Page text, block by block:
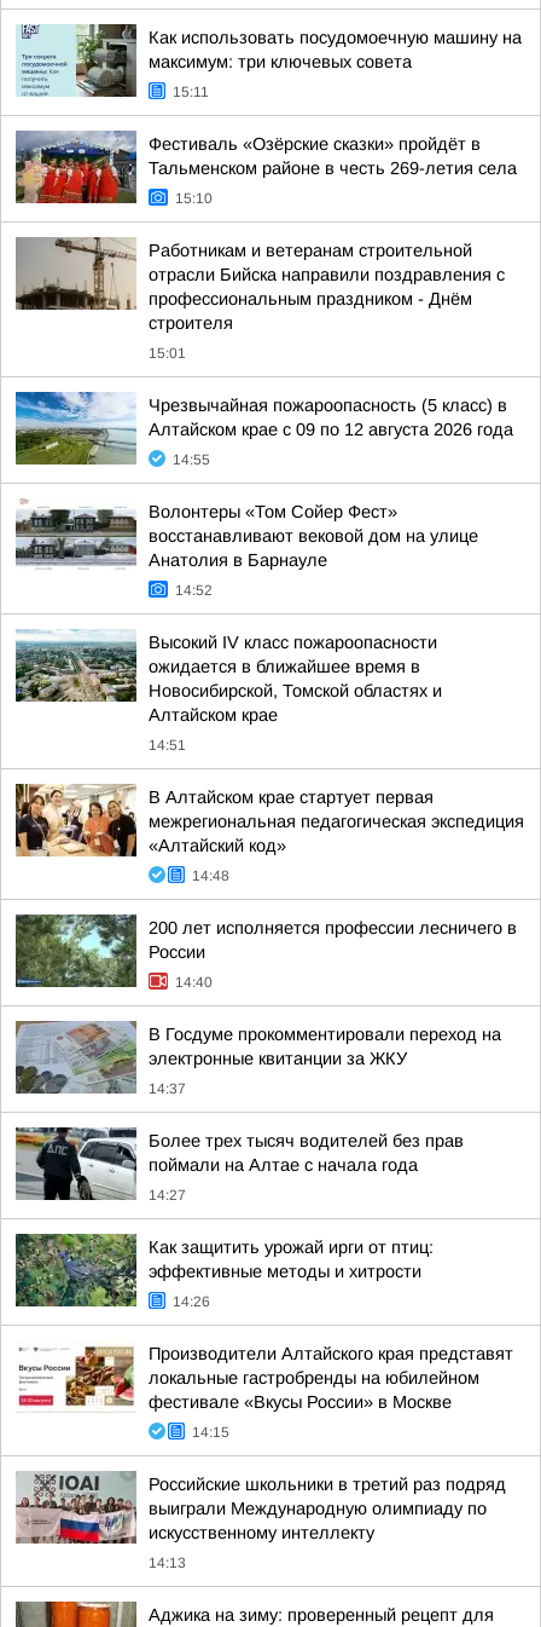
Как использовать посудомоечную машину на
максимум: три ключевых совета
15:11
Фестиваль «Озёрские сказки» пройдёт в
Тальменском районе в честь 269-летия села
15:10
Работникам и ветеранам строительной
отрасли Бийска направили поздравления с
профессиональным праздником - Днём
строителя
15:01
Чрезвычайная пожароопасность (5 класс) в
Алтайском крае с 09 по 12 августа 2026 года
14:55
Волонтеры «Том Сойер Фест»
восстанавливают вековой дом на улице
Анатолия в Барнауле
14:52
Высокий IV класс пожароопасности
ожидается в ближайшее время в
Новосибирской, Томской областях и
Алтайском крае
14:51
В Алтайском крае стартует первая
межрегиональная педагогическая экспедиция
«Алтайский код»
14:48
200 лет исполняется профессии лесничего в
России
14:40
В Госдуме прокомментировали переход на
электронные квитанции за ЖКУ
14:37
Более трех тысяч водителей без прав
поймали на Алтае с начала года
14:27
Как защитить урожай ирги от птиц:
эффективные методы и хитрости
14:26
Производители Алтайского края представят
локальные гастробренды на юбилейном
фестивале «Вкусы России» в Москве
14:15
Российские школьники в третий раз подряд
выиграли Международную олимпиаду по
искусственному интеллекту
14:13
Аджика на зиму: проверенный рецепт для